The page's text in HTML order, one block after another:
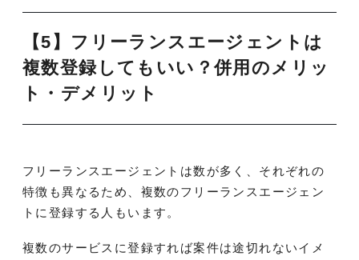
【5】フリーランスエージェントは
複数登録してもいい？併用のメリッ
ト・デメリット
フリーランスエージェントは数が多く、それぞれの
特徴も異なるため、複数のフリーランスエージェン
トに登録する人もいます。
複数のサービスに登録すれば案件は途切れないイメ